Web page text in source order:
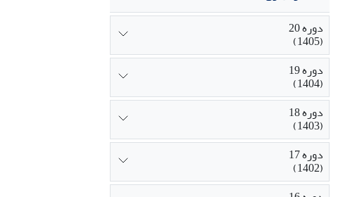
دوره 20
(1405)
دوره 19
(1404)
دوره 18
(1403)
دوره 17
(1402)